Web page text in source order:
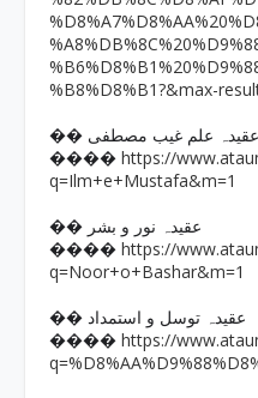
%B8%D8%B1?&max-
�� عقیدہ علم غیب مصطفی
���� https://
q=Ilm+e+Mustafa&m=1
�� عقیدہ نور و بشر
���� https://
q=Noor+o+Bashar&m=1
�� عقیدہ توسل و استمداد
���� https://